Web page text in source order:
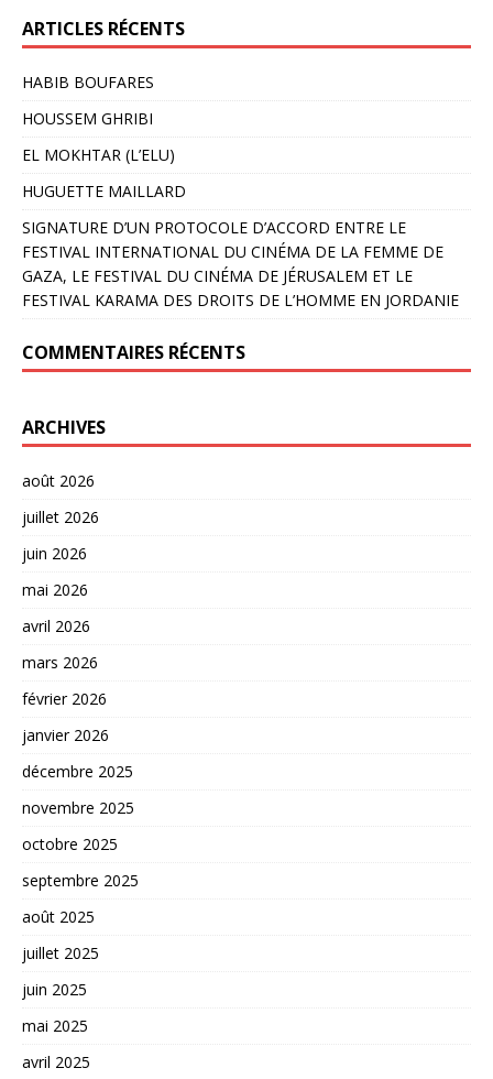
ARTICLES RÉCENTS
HABIB BOUFARES
HOUSSEM GHRIBI
EL MOKHTAR (L’ELU)
HUGUETTE MAILLARD
SIGNATURE D’UN PROTOCOLE D’ACCORD ENTRE LE
FESTIVAL INTERNATIONAL DU CINÉMA DE LA FEMME DE
GAZA, LE FESTIVAL DU CINÉMA DE JÉRUSALEM ET LE
FESTIVAL KARAMA DES DROITS DE L’HOMME EN JORDANIE
COMMENTAIRES RÉCENTS
ARCHIVES
août 2026
juillet 2026
juin 2026
mai 2026
avril 2026
mars 2026
février 2026
janvier 2026
décembre 2025
novembre 2025
octobre 2025
septembre 2025
août 2025
juillet 2025
juin 2025
mai 2025
avril 2025